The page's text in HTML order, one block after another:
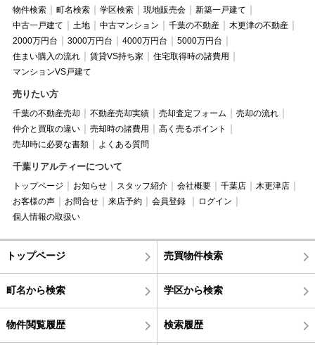
物件検索 町名検索 学区検索 現地販売会
新築一戸建て
中古一戸建て
土地 中古マンション 千葉の不動産
木更津の不動産
2000万円台
3000万円台 4000万円台
5000万円台
住まい購入の流れ
賃貸VS持ち家
住宅取得時の諸費用
マンションVS戸建て
売りたい方
千葉の不動産売却 不動産売却実績 売却査定フォーム
売却の流れ
仲介と買取の違い
売却時の諸費用
高く売るポイント
売却時に必要な書類
よくある質問
千葉リアルティーについて
トップページ お知らせ スタッフ紹介 会社概要 千葉店
木更津店
お客様の声
お問合せ 来店予約 会員登録
ログイン
個人情報の取扱い
トップページ 売買物件検索
町名から検索 学区から検索
物件閲覧履歴 検索履歴